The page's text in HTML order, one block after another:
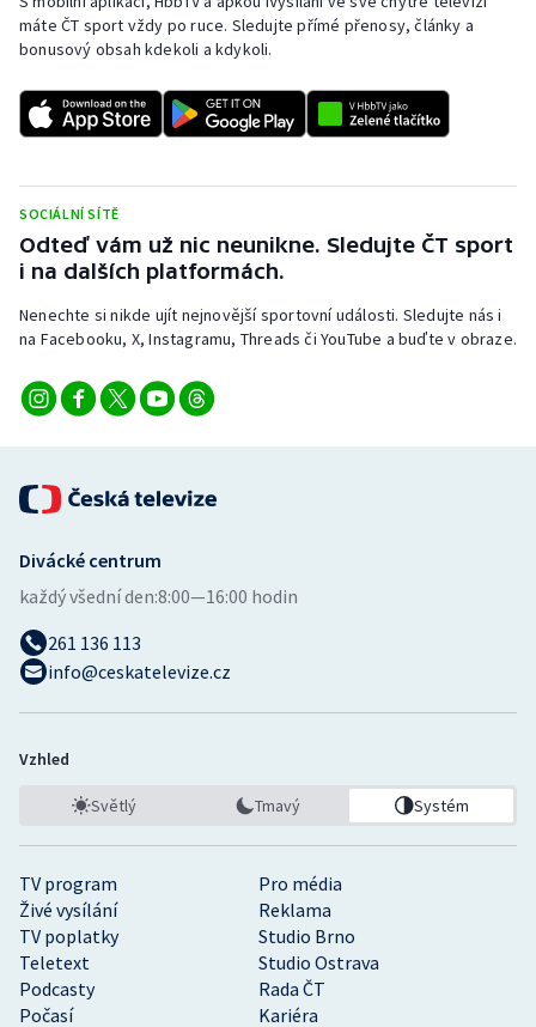
máte ČT sport vždy po ruce. Sledujte přímé přenosy, články a
bonusový obsah kdekoli a kdykoli.
SOCIÁLNÍ SÍTĚ
Odteď vám už nic neunikne. Sledujte ČT sport
i na dalších platformách.
Nenechte si nikde ujít nejnovější sportovní události. Sledujte nás i
na Facebooku, X, Instagramu, Threads či YouTube a buďte v obraze.
TV program
Pro média
Živé vysílání
Reklama
TV poplatky
Studio Brno
Teletext
Studio Ostrava
Podcasty
Rada ČT
Počasí
Kariéra
Divácké centrum
každý všední den:8:00—16:00 hodin
261 136 113
info@ceskatelevize.cz
Vzhled
Světlý Tmavý Systém